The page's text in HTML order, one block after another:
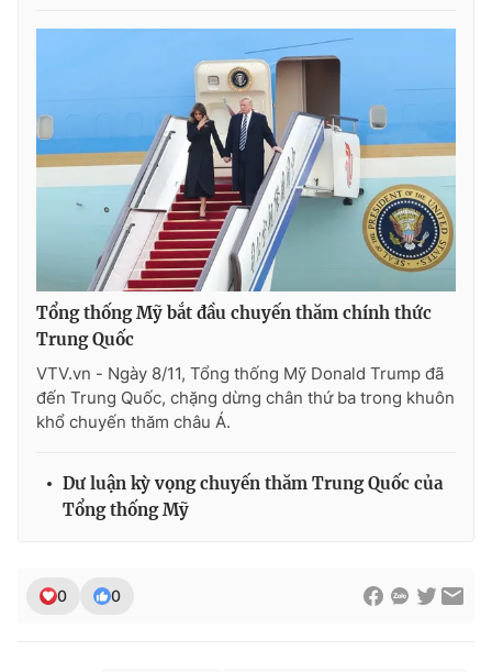
VTV Money VTV Thể thao
Bất động sản
Thị trường 24h Tấm lòng Việt
Vươn mình bằng AI
VTV8
Liên hệ tòa soạn
Tổng thống Mỹ bắt đầu chuyến thăm chính thức
Trung Quốc
VTV.vn - Ngày 8/11, Tổng thống Mỹ Donald Trump đã
đến Trung Quốc, chặng dừng chân thứ ba trong khuôn
khổ chuyến thăm châu Á.
Dư luận kỳ vọng chuyến thăm Trung Quốc của
Tổng thống Mỹ
0 0